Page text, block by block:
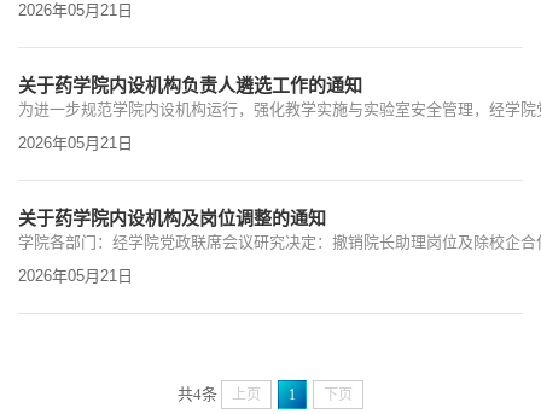
2026年05月21日
关于药学院内设机构负责人遴选工作的通知
2026年05月21日
关于药学院内设机构及岗位调整的通知
2026年05月21日
共4条 上页 1 下页